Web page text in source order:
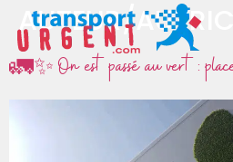
AUTEUR/
🚛✨ On est passé au vert :